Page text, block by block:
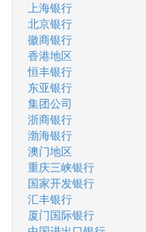
上海银行
北京银行
徽商银行
香港地区
恒丰银行
东亚银行
集团公司
浙商银行
渤海银行
澳门地区
重庆三峡银行
国家开发银行
汇丰银行
厦门国际银行